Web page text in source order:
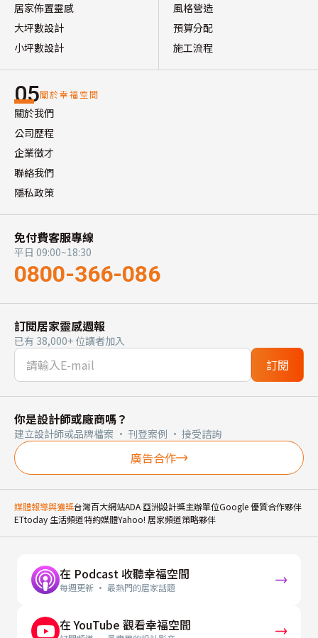
居家佈置靈感
大坪數設計
小坪數設計
風格營造
預算分配
施工流程
05關於幸福空間
關於我們
公司歷程
企業徵才
聯絡我們
隱私政策
免付費客服專線
平日 09:00~18:30
0800-366-086
訂閱居家靈感週報
已有 38,000+ 位讀者加入
訂閱
你是設計師或廠商嗎？
建立設計師或品牌檔案 · 刊登案例 · 接受諮詢
廣告合作
媒體報導與獲獎台灣百大網站ADA 亞洲設計獎主辦單位Google 優質合作夥伴
ETtoday 生活頻道特約媒體Yahoo! 居家頻道策略夥伴
在 Podcast 收聽幸福空間
每週更新 · 最熱門的居家話題
在 YouTube 觀看幸福空間